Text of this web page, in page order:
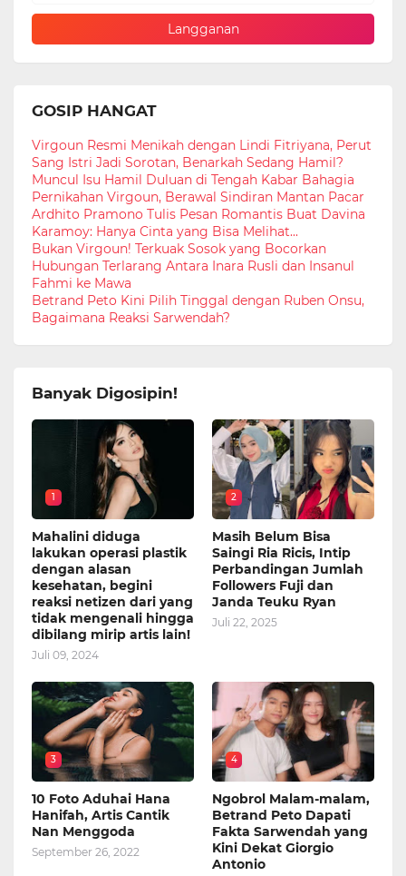
GOSIP HANGAT
Virgoun Resmi Menikah dengan Lindi Fitriyana, Perut
Sang Istri Jadi Sorotan, Benarkah Sedang Hamil?
Muncul Isu Hamil Duluan di Tengah Kabar Bahagia
Pernikahan Virgoun, Berawal Sindiran Mantan Pacar
Ardhito Pramono Tulis Pesan Romantis Buat Davina
Karamoy: Hanya Cinta yang Bisa Melihat...
Bukan Virgoun! Terkuak Sosok yang Bocorkan
Hubungan Terlarang Antara Inara Rusli dan Insanul
Fahmi ke Mawa
Betrand Peto Kini Pilih Tinggal dengan Ruben Onsu,
Bagaimana Reaksi Sarwendah?
Banyak Digosipin!
1
Mahalini diduga
lakukan operasi plastik
dengan alasan
kesehatan, begini
reaksi netizen dari yang
tidak mengenali hingga
dibilang mirip artis lain!
Juli 09, 2024
2
Masih Belum Bisa
Saingi Ria Ricis, Intip
Perbandingan Jumlah
Followers Fuji dan
Janda Teuku Ryan
Juli 22, 2025
3
10 Foto Aduhai Hana
Hanifah, Artis Cantik
Nan Menggoda
September 26, 2022
4
Ngobrol Malam-malam,
Betrand Peto Dapati
Fakta Sarwendah yang
Kini Dekat Giorgio
Antonio